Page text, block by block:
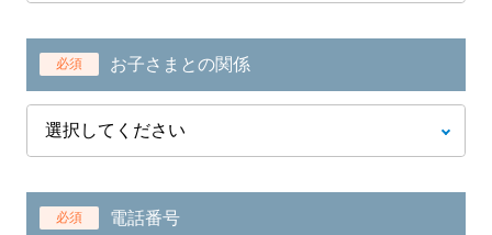
必須 お子さまとの関係
必須 電話番号